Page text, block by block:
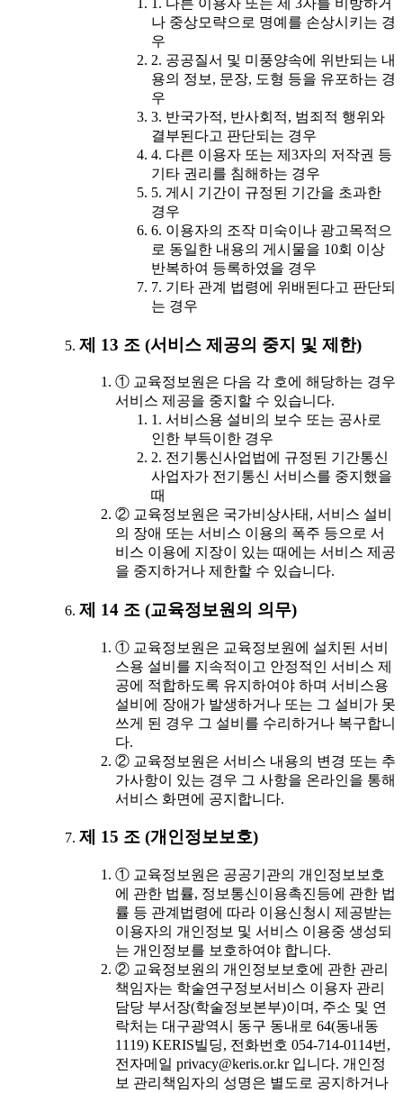
나 중상모략으로 명예를 손상시키는 경
우
2. 공공질서 및 미풍양속에 위반되는 내
용의 정보, 문장, 도형 등을 유포하는 경
우
3. 반국가적, 반사회적, 범죄적 행위와
결부된다고 판단되는 경우
4. 다른 이용자 또는 제3자의 저작권 등
기타 권리를 침해하는 경우
5. 게시 기간이 규정된 기간을 초과한
경우
6. 이용자의 조작 미숙이나 광고목적으
로 동일한 내용의 게시물을 10회 이상
반복하여 등록하였을 경우
7. 기타 관계 법령에 위배된다고 판단되
는 경우
제 13 조 (서비스 제공의 중지 및 제한)
① 교육정보원은 다음 각 호에 해당하는 경우
서비스 제공을 중지할 수 있습니다.
1. 서비스용 설비의 보수 또는 공사로
인한 부득이한 경우
2. 전기통신사업법에 규정된 기간통신
사업자가 전기통신 서비스를 중지했을
때
② 교육정보원은 국가비상사태, 서비스 설비
의 장애 또는 서비스 이용의 폭주 등으로 서
비스 이용에 지장이 있는 때에는 서비스 제공
을 중지하거나 제한할 수 있습니다.
제 14 조 (교육정보원의 의무)
① 교육정보원은 교육정보원에 설치된 서비
스용 설비를 지속적이고 안정적인 서비스 제
공에 적합하도록 유지하여야 하며 서비스용
설비에 장애가 발생하거나 또는 그 설비가 못
쓰게 된 경우 그 설비를 수리하거나 복구합니
다.
② 교육정보원은 서비스 내용의 변경 또는 추
가사항이 있는 경우 그 사항을 온라인을 통해
서비스 화면에 공지합니다.
제 15 조 (개인정보보호)
① 교육정보원은 공공기관의 개인정보보호
에 관한 법률, 정보통신이용촉진등에 관한 법
률 등 관계법령에 따라 이용신청시 제공받는
이용자의 개인정보 및 서비스 이용중 생성되
는 개인정보를 보호하여야 합니다.
② 교육정보원의 개인정보보호에 관한 관리
책임자는 학술연구정보서비스 이용자 관리
담당 부서장(학술정보본부)이며, 주소 및 연
락처는 대구광역시 동구 동내로 64(동내동
1119) KERIS빌딩, 전화번호 054-714-0114번,
전자메일 privacy@keris.or.kr 입니다. 개인정
보 관리책임자의 성명은 별도로 공지하거나